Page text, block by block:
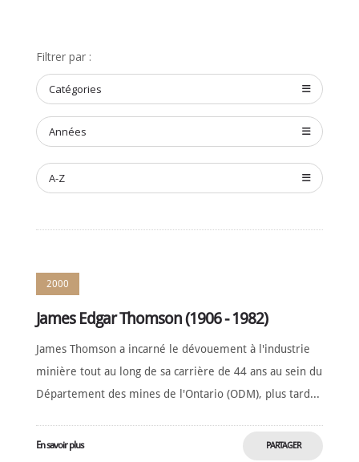
À
PROPOS
RENCONTRER
LES
MEMBRES
NOMINATION
CÉRÉMONIE
ANNUELLE
NOUVELLES
SOUTIEN
Français
Filtrer par :
Catégories
Années
A-Z
2000
James Edgar Thomson (1906 - 1982)
James Thomson a incarné le dévouement à l'industrie
minière tout au long de sa carrière de 44 ans au sein du
Département des mines de l'Ontario (ODM), plus tard...
En savoir plus PARTAGER